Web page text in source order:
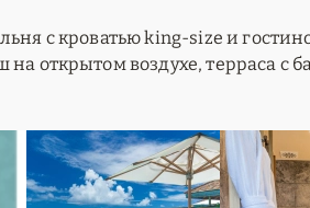
с кроватью king-size и
открытом воздухе, терраса с